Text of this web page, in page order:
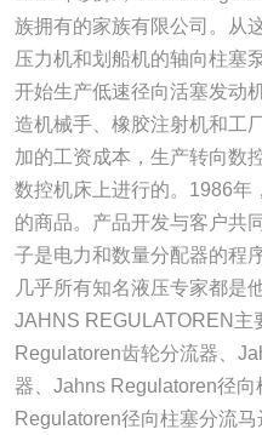
族拥有的家族有限公司。从
压力机和划船机的轴向柱塞
开始生产低速径向活塞发动
造机械手、橡胶注射机和工
加的工资成本，生产转向数
数控机床上进行的。1986年
的商品。产品开发与客户共
子是电力和数量分配器的程
几乎所有知名液压专家都是
JAHNS REGULATOREN主
Regulatoren齿轮分流器、
器、Jahns Regulatoren径
Regulatoren径向柱塞分流